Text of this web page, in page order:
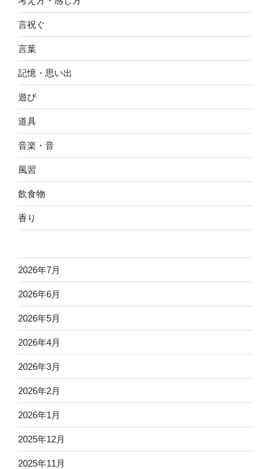
言祝ぐ
言葉
記憶・思い出
遊び
道具
音楽・音
風習
飲食物
香り
2026年7月
2026年6月
2026年5月
2026年4月
2026年3月
2026年2月
2026年1月
2025年12月
2025年11月